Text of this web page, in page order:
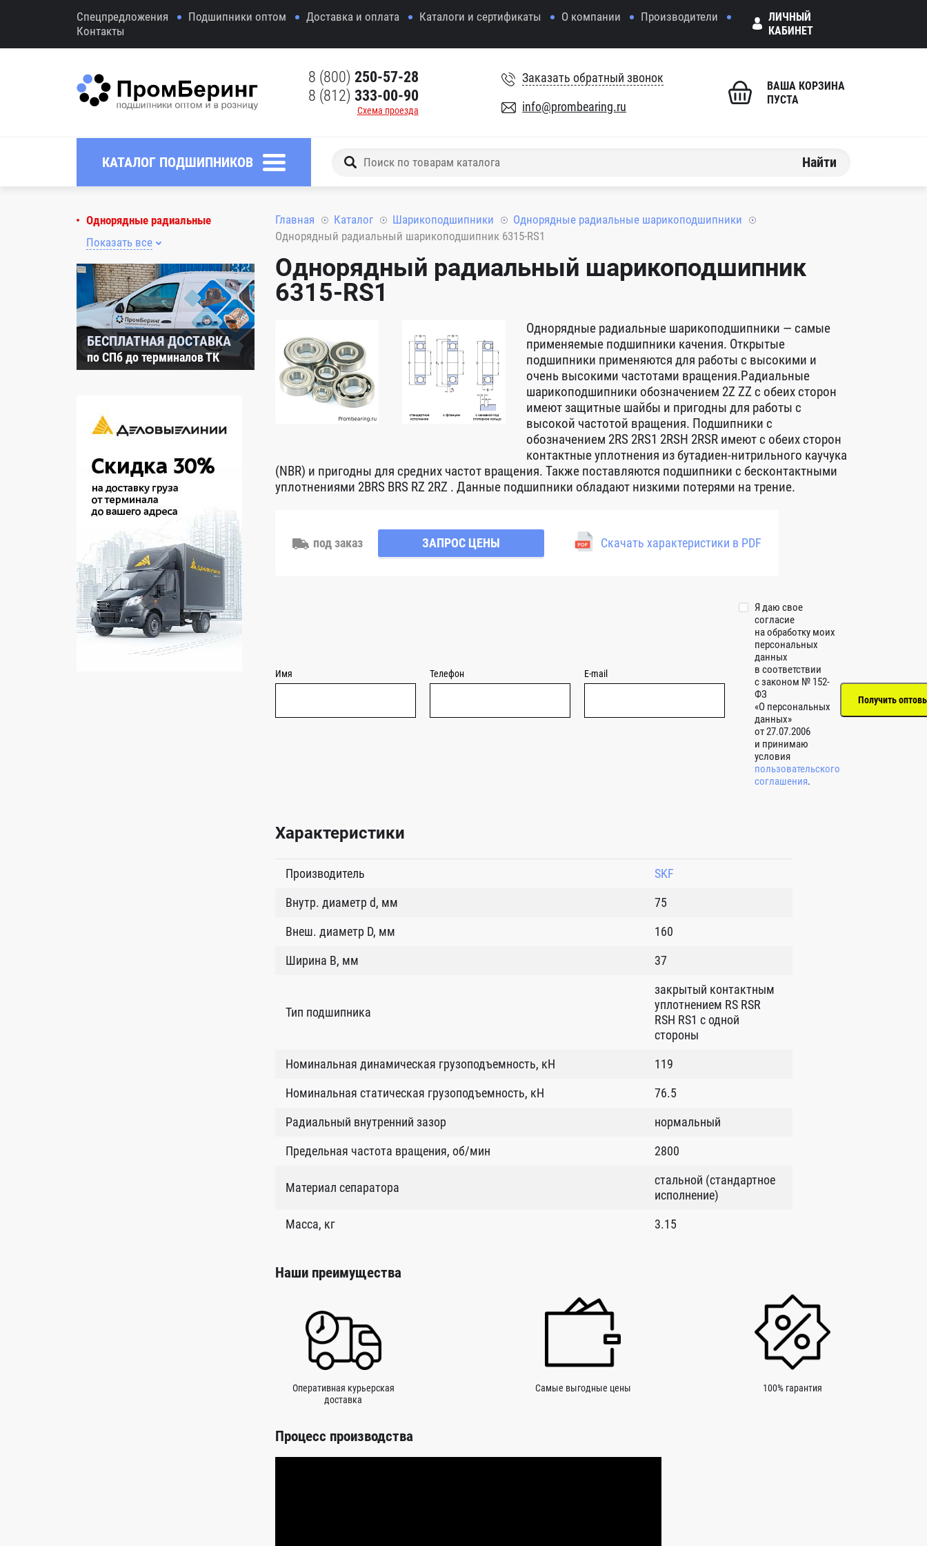
Спецпредложения Подшипники оптом Доставка и оплата Каталоги и сертификаты О компании
Производители
Контакты
ЛИЧНЫЙ
КАБИНЕТ
8 (800) 250-57-28
8 (812) 333-00-90
Схема проезда
Заказать обратный звонок
info@prombearing.ru
ВАША КОРЗИНА
ПУСТА
КАТАЛОГ ПОДШИПНИКОВ Найти
Однорядные радиальные
Показать все
БЕСПЛАТНАЯ ДОСТАВКА
по СПб до терминалов ТК
Главная Каталог Шарикоподшипники
Однорядные радиальные шарикоподшипники
Однорядный радиальный шарикоподшипник 6315-RS1
Однорядный радиальный шарикоподшипник
6315-RS1
Однорядные радиальные шарикоподшипники — самые
применяемые подшипники качения. Открытые
подшипники применяются для работы с высокими и
очень высокими частотами вращения.Радиальные
шарикоподшипники обозначением 2Z ZZ с обеих сторон
имеют защитные шайбы и пригодны для работы с
высокой частотой вращения. Подшипники с
обозначением 2RS 2RS1 2RSH 2RSR имеют с обеих сторон
контактные уплотнения из бутадиен-нитрильного каучука
(NBR) и пригодны для средних частот вращения. Также поставляются подшипники с бесконтактными
уплотнениями 2BRS BRS RZ 2RZ . Данные подшипники обладают низкими потерями на трение.
под заказ ЗАПРОС ЦЕНЫ Скачать характеристики в PDF
Имя Телефон E-mail
Я даю свое
согласие
на обработку моих
персональных
данных
в соответствии
с законом № 152-
ФЗ
«О персональных
данных»
от 27.07.2006
и принимаю
условия
пользовательского
соглашения.
Характеристики
Производитель
SKF
Внутр. диаметр d, мм
75
Внеш. диаметр D, мм
160
Ширина B, мм
37
Тип подшипника
закрытый контактным
уплотнением RS RSR
RSH RS1 с одной
стороны
Номинальная динамическая грузоподъемность, кН
119
Номинальная статическая грузоподъемность, кН
76.5
Радиальный внутренний зазор
нормальный
Предельная частота вращения, об/мин
2800
Материал сепаратора
стальной (стандартное
исполнение)
Масса, кг
3.15
Наши преимущества
Оперативная курьерская
доставка
Самые выгодные цены 100% гарантия
Процесс производства